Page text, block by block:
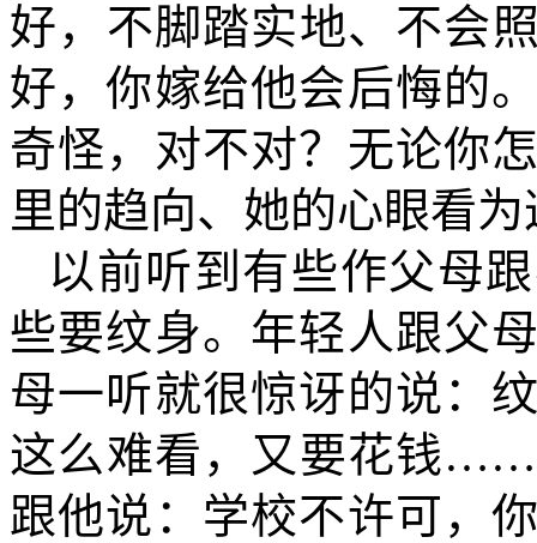
好，不脚踏实地、不会
好，你嫁给他会后悔的
奇怪，对不对？无论你
里的趋向、她的心眼看
以前听到有些作父母
些要纹身。年轻人跟父
母一听就很惊讶的说：
这么难看，又要花钱
跟他说：学校不许可，